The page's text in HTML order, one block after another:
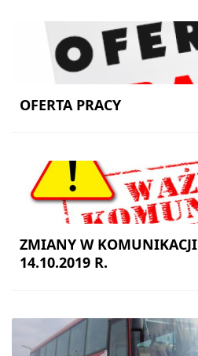
OFERTA PRACY
ZMIANY W KOMUNIKACJI
14.10.2019 R.